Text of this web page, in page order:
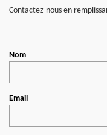
Contactez-nous en
Nom
Email